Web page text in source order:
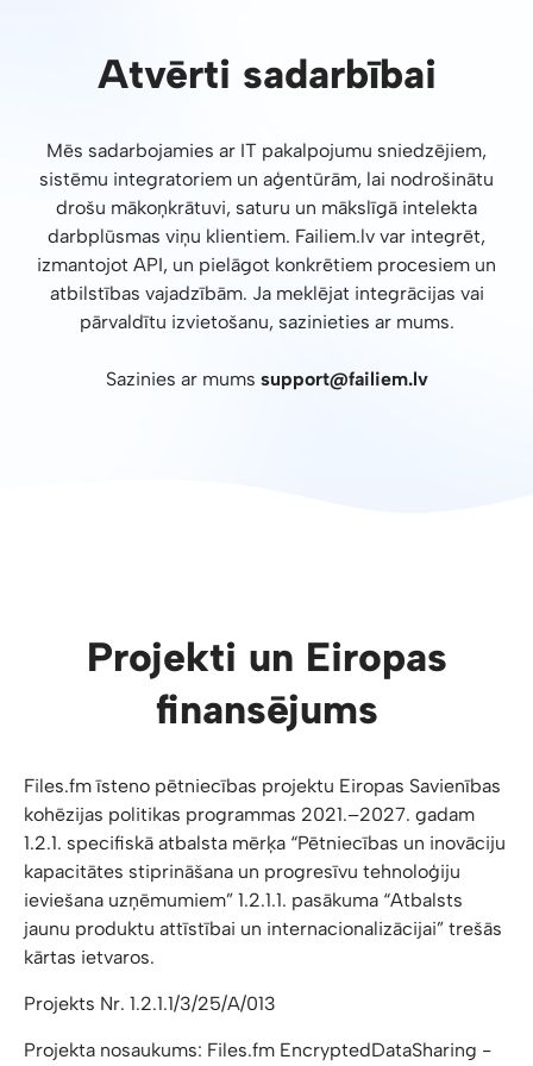
Atvērti sadarbībai
Mēs sadarbojamies ar IT pakalpojumu sniedzējiem,
sistēmu integratoriem un aģentūrām, lai nodrošinātu
drošu mākoņkrātuvi, saturu un mākslīgā intelekta
darbplūsmas viņu klientiem. Failiem.lv var integrēt,
izmantojot API, un pielāgot konkrētiem procesiem un
atbilstības vajadzībām. Ja meklējat integrācijas vai
pārvaldītu izvietošanu, sazinieties ar mums.
Sazinies ar mums support@failiem.lv
Projekti un Eiropas
finansējums
Files.fm īsteno pētniecības projektu Eiropas Savienības
kohēzijas politikas programmas 2021.–2027. gadam
1.2.1. specifiskā atbalsta mērķa “Pētniecības un inovāciju
kapacitātes stiprināšana un progresīvu tehnoloģiju
ieviešana uzņēmumiem” 1.2.1.1. pasākuma “Atbalsts
jaunu produktu attīstībai un internacionalizācijai” trešās
kārtas ietvaros.
Projekts Nr. 1.2.1.1/3/25/A/013
Projekta nosaukums: Files.fm EncryptedDataSharing -